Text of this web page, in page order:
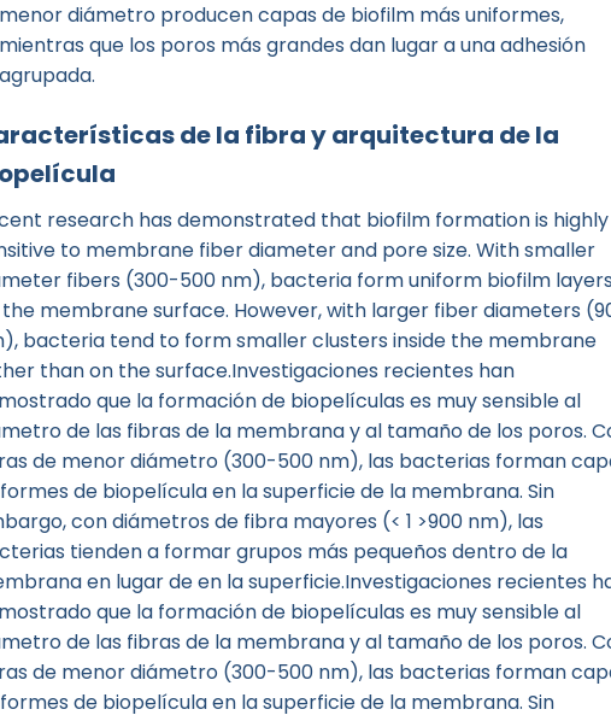
menor diámetro producen capas de biofilm más uniformes,
mientras que los poros más grandes dan lugar a una adhesión
agrupada.
de la fibra y arquitectura de la
research has demonstrated that biofilm formation is highly
to membrane fiber diameter and pore size. With smaller
fibers (300-500 nm), bacteria form uniform biofilm layers
membrane surface. However, with larger fiber diameters
bacteria tend to form smaller clusters inside the membrane
than on the surface.Investigaciones recientes han
que la formación de biopelículas es muy sensible al
de las fibras de la membrana y al tamaño de los poros.
de menor diámetro (300-500 nm), las bacterias forman
de biopelícula en la superficie de la membrana. Sin
con diámetros de fibra mayores (< 1 >900 nm), las
tienden a formar grupos más pequeños dentro de la
en lugar de en la superficie.Investigaciones recientes
que la formación de biopelículas es muy sensible al
de las fibras de la membrana y al tamaño de los poros.
de menor diámetro (300-500 nm), las bacterias forman
de biopelícula en la superficie de la membrana. Sin